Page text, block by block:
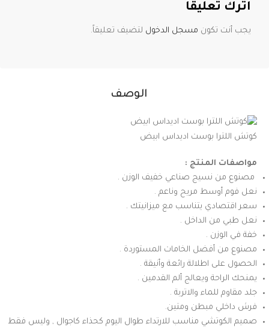
الوصف
كوتش اللترا بوست اديداس ابيض
مواصفات المنتج :
مصنوع من نسيج صناعي خفيف الوزن .
نعل فوم أوسط مريح وناعم .
سعر اقتصادي يتناسب مع ميزانيتك .
نعل طبي من الداخل .
خفة في الوزن .
مصنوع من أفضل الخامات المستوردة .
الحصول على اطلالة رائعة وأنيقة .
يمنحك الراحة ويعالج ألم القدمين .
جلد مقاوم للماء والاتربة .
فرش داخلي مبطن ومتين.
صميم الكوتشي مناسب للارتداء طوال اليوم كحذاء كاجوال , وليس فقط
اترك تعليقاً
يجب أنت تكون مسجل الدخول لتضيف تعليقاً.